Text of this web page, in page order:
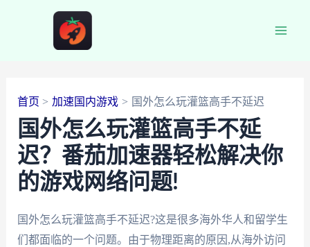
首页 加速国内游戏 国外怎么玩灌篮高手不延迟
国外怎么玩灌篮高手不延
迟？番茄加速器轻松解决你
的游戏网络问题!
国外怎么玩灌篮高手不延迟?这是很多海外华人和留学生
们都面临的一个问题。由于物理距离的原因,从海外访问